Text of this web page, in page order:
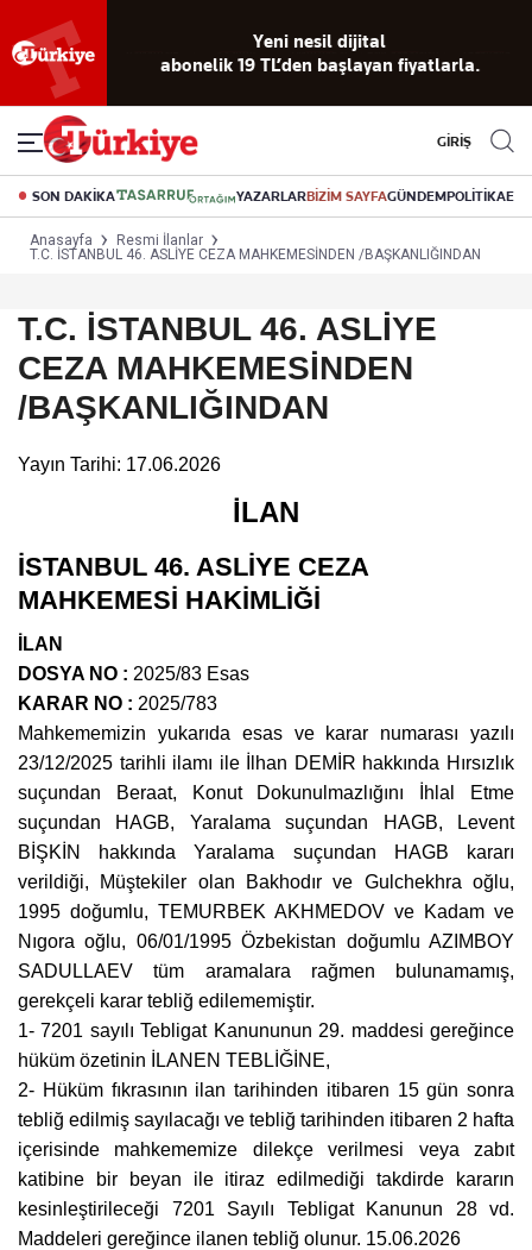
Yeni nesil dijital
abonelik 19 TL’den başlayan fiyatlarla.
GİRİŞ
SON DAKİKA YAZARLARBİZİM SAYFAGÜNDEMPOLİTİKA
Anasayfa
Resmi İlanlar
T.C. İSTANBUL 46. ASLİYE CEZA MAHKEMESİNDEN /BAŞKANLIĞINDAN
T.C. İSTANBUL 46. ASLİYE
CEZA MAHKEMESİNDEN
/BAŞKANLIĞINDAN
Yayın Tarihi: 17.06.2026
İLAN
İSTANBUL 46. ASLİYE CEZA
MAHKEMESİ HAKİMLİĞİ
İLAN
DOSYA NO : 2025/83 Esas
KARAR NO : 2025/783
Mahkememizin yukarıda esas ve karar numarası yazılı
23/12/2025 tarihli ilamı ile İlhan DEMİR hakkında Hırsızlık
suçundan Beraat, Konut Dokunulmazlığını İhlal Etme
suçundan HAGB, Yaralama suçundan HAGB, Levent
BİŞKİN hakkında Yaralama suçundan HAGB kararı
verildiği, Müştekiler olan Bakhodır ve Gulchekhra oğlu,
1995 doğumlu, TEMURBEK AKHMEDOV ve Kadam ve
Nıgora oğlu, 06/01/1995 Özbekistan doğumlu AZIMBOY
SADULLAEV tüm aramalara rağmen bulunamamış,
gerekçeli karar tebliğ edilememiştir.
1- 7201 sayılı Tebligat Kanununun 29. maddesi gereğince
hüküm özetinin İLANEN TEBLİĞİNE,
2- Hüküm fıkrasının ilan tarihinden itibaren 15 gün sonra
tebliğ edilmiş sayılacağı ve tebliğ tarihinden itibaren 2 hafta
içerisinde mahkememize dilekçe verilmesi veya zabıt
katibine bir beyan ile itiraz edilmediği takdirde kararın
kesinleştirileceği 7201 Sayılı Tebligat Kanunun 28 vd.
Maddeleri gereğince ilanen tebliğ olunur. 15.06.2026